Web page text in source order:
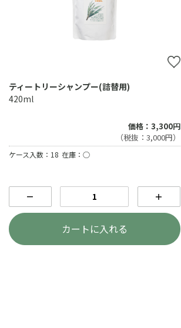
ティートリーシャンプー(詰替用)
420ml
価格：3,300円
（税抜：3,000円）
ケース入数：18 在庫：○
－ ＋
カートに入れる